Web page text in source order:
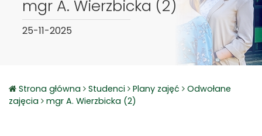
mgr A. Wierzbicka (2)
25-11-2025
Strona główna Studenci Plany zajęć
Odwołane
zajęcia
mgr A. Wierzbicka (2)